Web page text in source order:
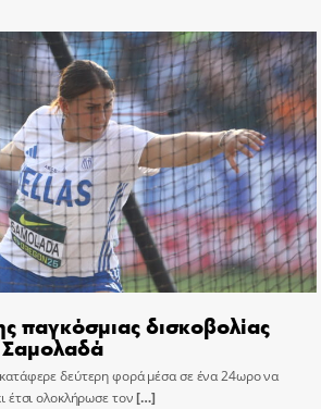
παγκόσμιας δισκοβολίας
Σαμολαδά
δεύτερη φορά μέσα σε ένα 24ωρο να
έτσι ολοκλήρωσε τον[…]